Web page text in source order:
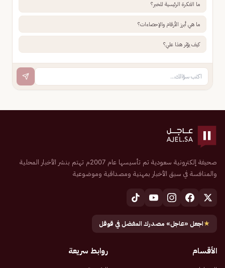
ما الفكرة الرئيسية للخبر؟
ما هي أبرز الأرقام والإحصاءات؟
كيف يؤثر هذا علي؟
صحيفة إلكترونية سعودية تم تأسيسها عام 2007م تهتم بنشر الأخبار المحلية
والمنافسة في سبق الأخبار بمهنية ومصداقية وموضوعية
★اجعل «عاجل» مصدرك المفضل في قوقل
الأقسام روابط سريعة